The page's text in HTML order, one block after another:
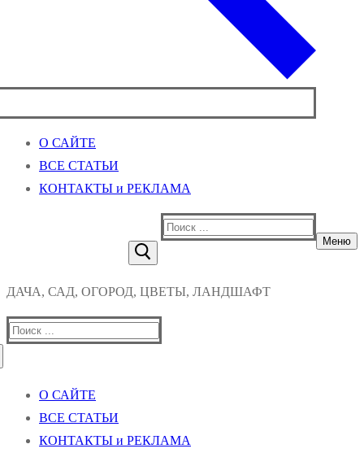
О САЙТЕ
ВСЕ СТАТЬИ
КОНТАКТЫ и РЕКЛАМА
Найти:
Меню
ДАЧА, САД, ОГОРОД, ЦВЕТЫ, ЛАНДШАФТ
Найти:
О САЙТЕ
ВСЕ СТАТЬИ
КОНТАКТЫ и РЕКЛАМА